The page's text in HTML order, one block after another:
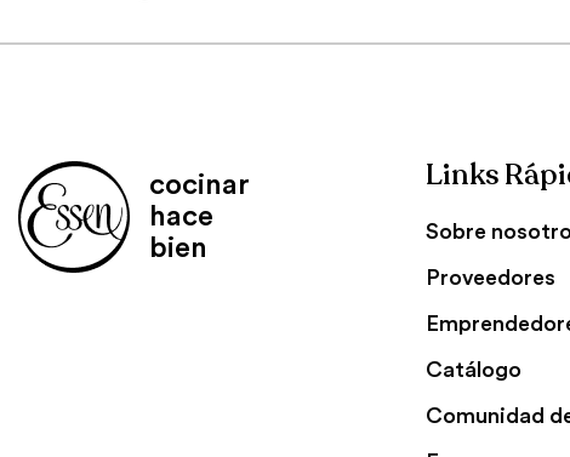
cocinar
hace
bien
Links
Sobre
Proveedores
Catálogo
Comunidad